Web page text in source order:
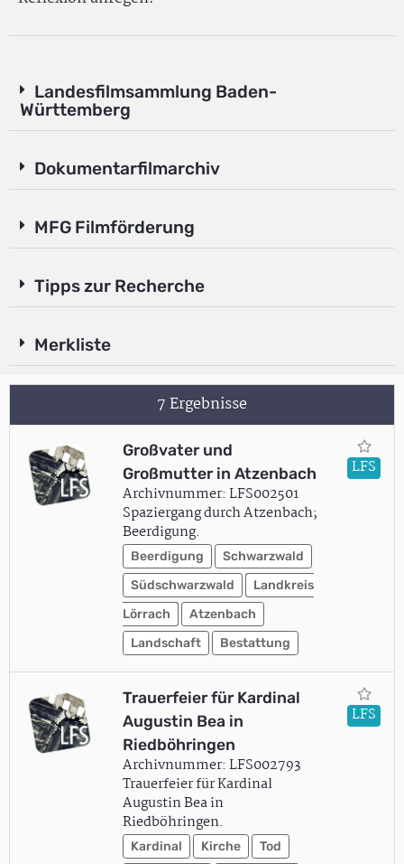
Landesfilmsammlung Baden-
Württemberg
Dokumentarfilmarchiv
MFG Filmförderung
Tipps zur Recherche
Merkliste
7 Ergebnisse
Großvater und
Großmutter in Atzenbach
Archivnummer: LFS002501
Spaziergang durch Atzenbach;
Beerdigung.
Beerdigung
Schwarzwald
Südschwarzwald
Landkreis
Lörrach
Atzenbach
Landschaft
Bestattung
LFS
Trauerfeier für Kardinal
Augustin Bea in
Riedböhringen
Archivnummer: LFS002793
Trauerfeier für Kardinal
Augustin Bea in
Riedböhringen.
Kardinal Kirche
Tod
LFS